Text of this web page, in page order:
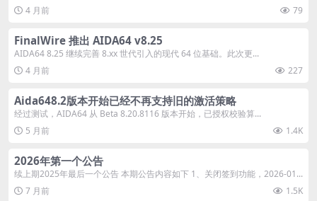
4 月前
79
FinalWire 推出 AIDA64 v8.25
AIDA64 8.25 继续完善 8.xx 世代引入的现代 64 位基础。此次更...
4 月前
227
Aida648.2版本开始已经不再支持旧的激活策略
经过测试，AIDA64 从 Beta 8.20.8116 版本开始，已授权校验算...
5 月前
1.4K
2026年第一个公告
续上期2025年最后一个公告 本期公告内容如下 1、关闭签到功能，2026-01...
7 月前
1.5K